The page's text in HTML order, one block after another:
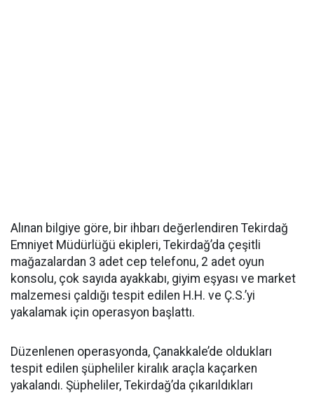
Alınan bilgiye göre, bir ihbarı değerlendiren Tekirdağ
Emniyet Müdürlüğü ekipleri, Tekirdağ’da çeşitli
mağazalardan 3 adet cep telefonu, 2 adet oyun
konsolu, çok sayıda ayakkabı, giyim eşyası ve market
malzemesi çaldığı tespit edilen H.H. ve Ç.S.’yi
yakalamak için operasyon başlattı.
Düzenlenen operasyonda, Çanakkale’de oldukları
tespit edilen şüpheliler kiralık araçla kaçarken
yakalandı. Şüpheliler, Tekirdağ’da çıkarıldıkları